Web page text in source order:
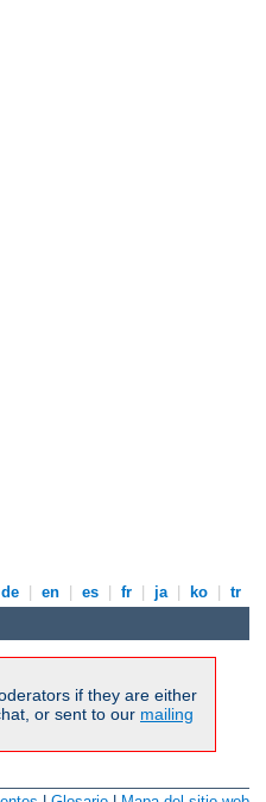
de en es fr ja ko tr
if they are either
or sent to our mailing